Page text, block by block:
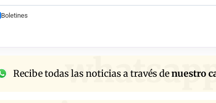
Boletines
Recibe todas las noticias a través denuestro